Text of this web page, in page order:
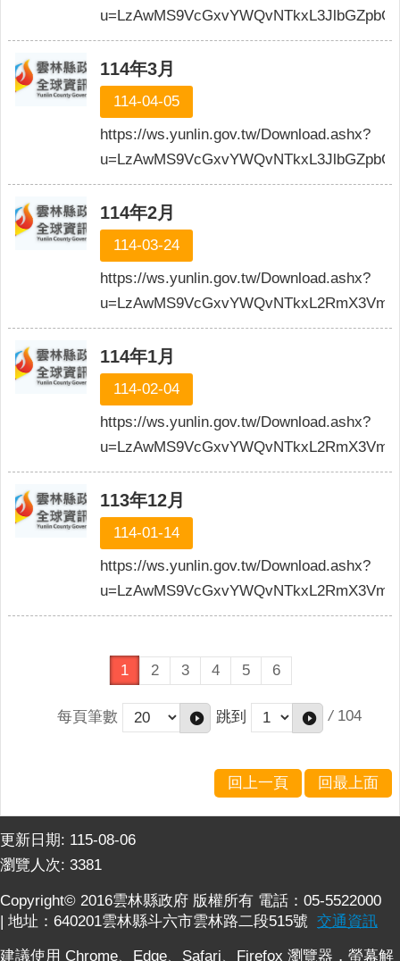
114年3月
114-04-05
https://ws.yunlin.gov.tw/Download.ashx?
114年2月
114-03-24
https://ws.yunlin.gov.tw/Download.ashx?
114年1月
114-02-04
https://ws.yunlin.gov.tw/Download.ashx?
113年12月
114-01-14
https://ws.yunlin.gov.tw/Download.ashx?
1 2 3 4 5 6
每頁筆數 跳到 / 104
回上一頁 回最上面
更新日期: 115-08-06
瀏覽人次: 3381
Copyright© 2016雲林縣政府 版權所有 電話：05-5522000
| 地址：640201雲林縣斗六市雲林路二段515號 交通資訊
建議使用 Chrome、Edge、Safari、Firefox 瀏覽器，螢幕解